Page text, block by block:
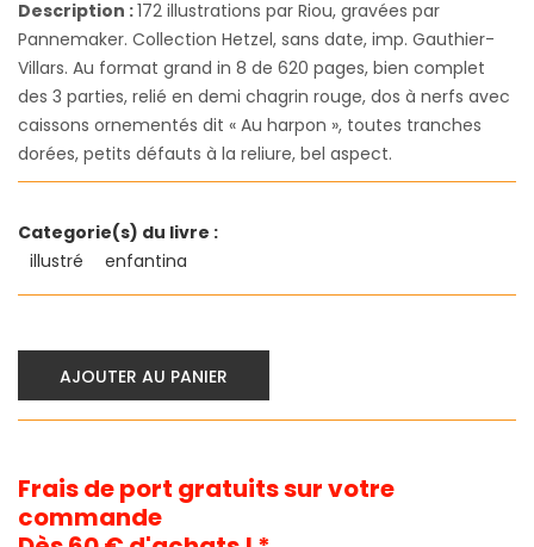
Description :172 illustrations par Riou, gravées par
Pannemaker. Collection Hetzel, sans date, imp. Gauthier-
Villars. Au format grand in 8 de 620 pages, bien complet
des 3 parties, relié en demi chagrin rouge, dos à nerfs avec
caissons ornementés dit « Au harpon », toutes tranches
dorées, petits défauts à la reliure, bel aspect.
Categorie(s) du livre :
illustré
enfantina
AJOUTER AU PANIER
Frais de port gratuits sur votre
commande